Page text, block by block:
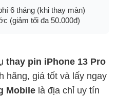
6 tháng (khi thay màn)
(giảm tối đa 50.000đ)
thay pin iPhone 13 Pro
hãng, giá tốt và lấy ngay
Mobile là địa chỉ uy tín